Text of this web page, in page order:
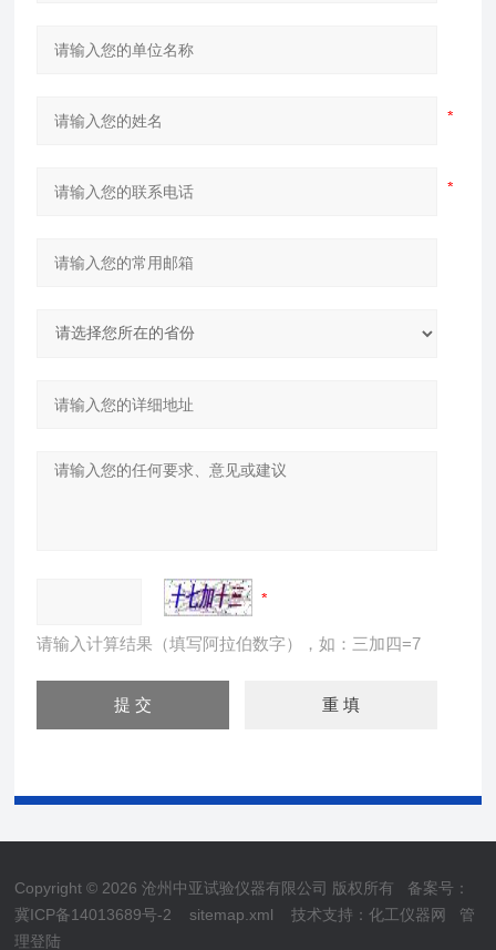
请输入计算结果（填写阿拉伯数字），如：三加四=7
Copyright © 2026 沧州中亚试验仪器有限公司 版权所有 备案号：
冀ICP备14013689号-2
sitemap.xml 技术支持：化工仪器网
管
理登陆